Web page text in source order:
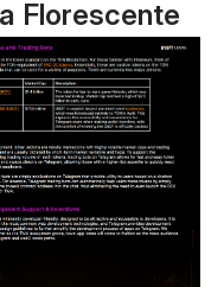
Florescente